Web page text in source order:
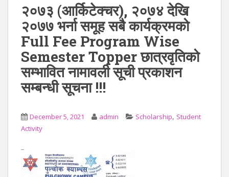
२०७३ (आर्किटेक्चर), २०७४ देखि
२०७७ भर्ना समूह सबै कार्यक्रमको
Full Fee Program Wise
Semester Topper छात्रवृतिको
सम्भावित नामावली सूची प्रकाशन
सम्बन्धी सूचना !!!
December 5, 2021 admin Scholarship, Student
Activity